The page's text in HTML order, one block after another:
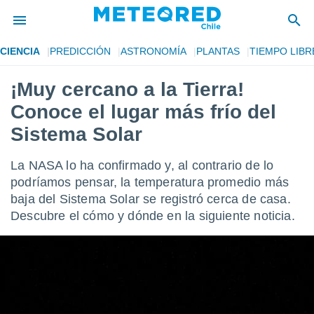
de
por
para
la
calidad.
a este
las
CIENCIA PREDICCIÓN ASTRONOMÍA PLANTAS TIEMPO
¡Muy cercano a la Tierra!
Conoce el lugar más frío del
Sistema Solar
La NASA lo ha confirmado y, al contrario de lo
podríamos pensar, la temperatura promedio más
baja del Sistema Solar se registró cerca de casa.
Descubre el cómo y dónde en la siguiente noticia.